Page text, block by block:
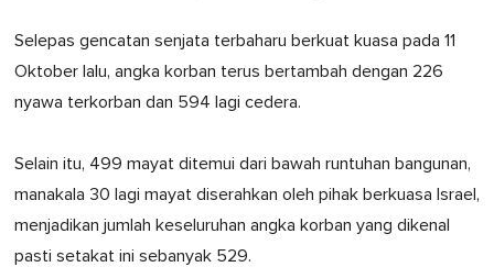
Selepas gencatan senjata terbaharu berkuat kuasa pada 11
Oktober lalu, angka korban terus bertambah dengan 226
nyawa terkorban dan 594 lagi cedera.
Selain itu, 499 mayat ditemui dari bawah runtuhan bangunan,
manakala 30 lagi mayat diserahkan oleh pihak berkuasa Israel,
menjadikan jumlah keseluruhan angka korban yang dikenal
pasti setakat ini sebanyak 529.